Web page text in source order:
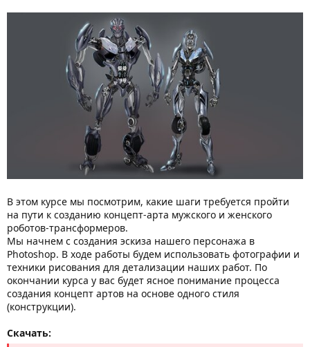
В этом курсе мы посмотрим, какие шаги требуется пройти
на пути к созданию концепт-арта мужского и женского
роботов-трансформеров.
Мы начнем с создания эскиза нашего персонажа в
Photoshop. В ходе работы будем использовать фотографии и
техники рисования для детализации наших работ. По
окончании курса у вас будет ясное понимание процесса
создания концепт артов на основе одного стиля
(конструкции).
Скачать: